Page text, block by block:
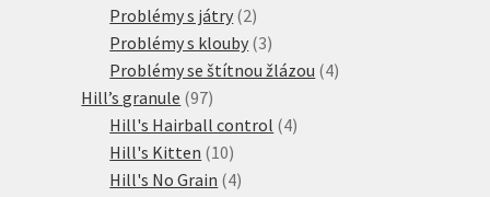
produkty
Problémy s játry 22
produkty
Problémy s klouby 33
produkty
Problémy se štítnou žlázou 44
Hill’s granule 9797
produktů
Hill's Hairball control 44
Hill's Kitten 1010
produktů
Hill's No Grain 44